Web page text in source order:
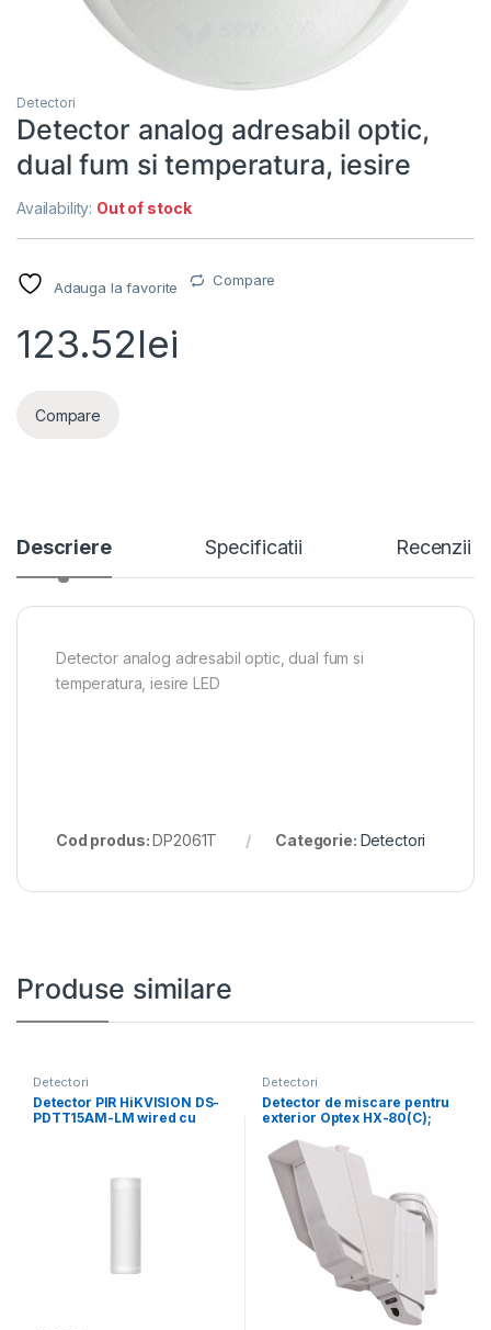
Detectori
Detector analog adresabil optic,
dual fum si temperatura, iesire
Availability: Out of stock
Adauga la favorite Compare
123.52lei
Compare
Descriere Specificatii Recenzii
Detector analog adresabil optic, dual fum si
temperatura, iesire LED
Cod produs:DP2061T Categorie: Detectori
Produse similare
Detectori
Detector PIR HiKVISION DS-
PDTT15AM-LM wired cu
Detectori
Detector de miscare pentru
exterior Optex HX-80(C);